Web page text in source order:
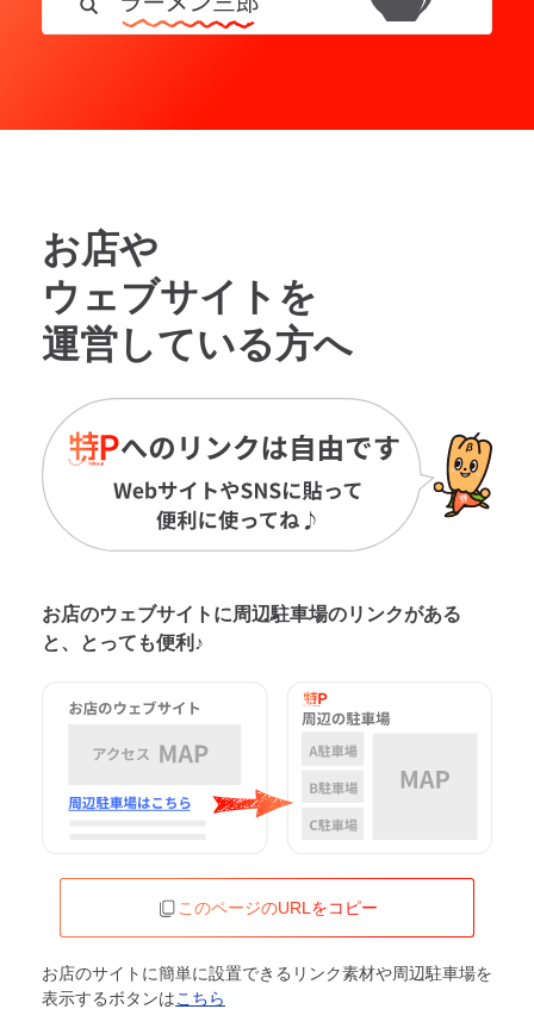
お店や
ウェブサイトを
運営している方へ
お店のウェブサイトに周辺駐車場のリンクがある
と、とっても便利♪
このページのURLをコピー
お店のサイトに簡単に設置できるリンク素材や周辺駐車場を
表示するボタンはこちら